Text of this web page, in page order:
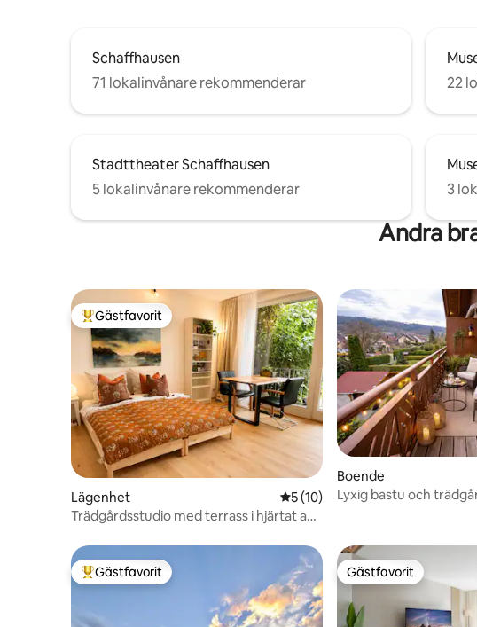
Schaffhausen
71 lokalinvånare rekommenderar
22
Stadttheater Schaffhausen
5 lokalinvånare rekommenderar
3
Andra
Populär gästfavorit
Gästfavorit
Lägenhet 5 av 5 i genomsnittligt betyg,
5 (10)
Trädgårdsstudio med terrass i hjärtat av
Boende
Lyxig bastu och
Populär gästfavorit
Gästfavorit Gästfavorit
Gästfavorit